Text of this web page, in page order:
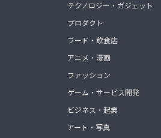
テクノロジー・ガジェット
プロダクト
フード・飲食店
アニメ・漫画
ファッション
ゲーム・サービス開発
ビジネス・起業
アート・写真